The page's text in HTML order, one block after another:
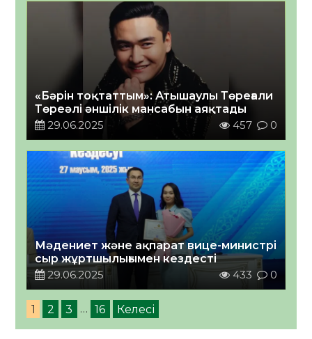
«Бәрін тоқтаттым»: Атышаулы Төреғали
Төреәлі әншілік мансабын аяқтады
29.06.2025
457 0
Мәдениет және ақпарат вице-министрі
сыр жұртшылығымен кездесті
29.06.2025
433 0
1 2 3 … 16 Келесі